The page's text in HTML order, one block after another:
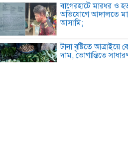
বাগেরহাটে মারধর ও
অভিযোগে আদালতে
আসামি;
টানা বৃষ্টিতে আত্রাইয়ে
দাম, ভোগান্তিতে